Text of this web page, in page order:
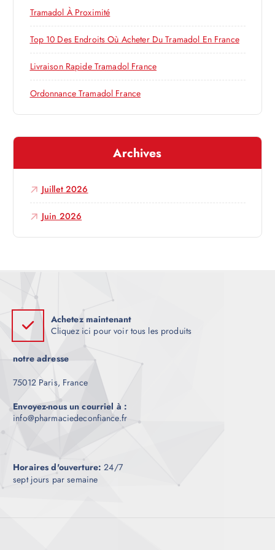
t
i
c
e
r
:
Tramadol À Proximité
Top 10 Des Endroits Où Acheter Du Tramadol En France
Livraison Rapide Tramadol France
Ordonnance Tramadol France
Archives
Juillet 2026
Juin 2026
Achetez maintenant
Cliquez ici pour voir tous les produits
notre adresse
75012 Paris, France
Envoyez-nous un courriel à :
info@pharmaciedeconfiance.fr
Horaires d'ouverture: 24/7
sept jours par semaine